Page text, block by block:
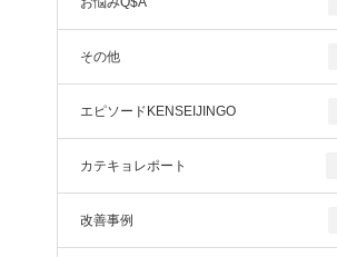
その他
エピソードKENSEIJINGO
カテキョレポート
改善事例